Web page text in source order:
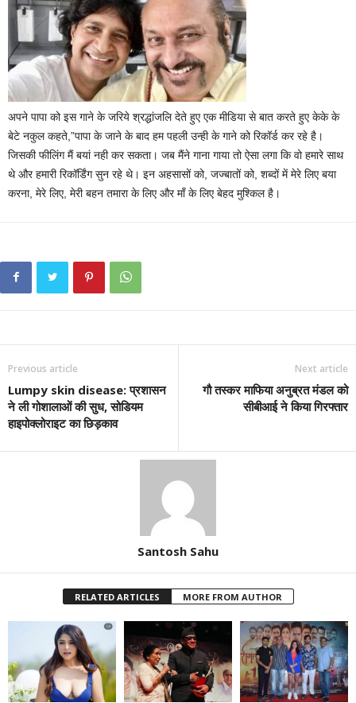
अपने पापा को इस गाने के जरिये श्रद्धांजलि देते हुए एक मीडिया से बात करते हुए केके के
बेटे नकुल कहते,”पापा के जाने के बाद हम पहली उन्ही के गाने को रिकॉर्ड कर रहे है।
जिसकी फीलिंग मैं बयां नही कर सकता। जब मैंने गाना गाया तो ऐसा लगा कि वो हमारे साथ
थे और हमारी रिकॉर्डिंग सुन रहे थे। इन अहसासों को, जज्बातों को, शब्दों में मेरे लिए बया
करना, मेरे लिए, मेरी बहन तमारा के लिए और माँ के लिए बेहद मुश्किल है।
Previous article
Lumpy skin disease: प्रशासन
ने ली गोशालाओं की सुध, सोडियम
हाइपोक्लोराइट का छिड़काव
Next article
गौ तस्कर माफिया अनुब्रत मंडल को
सीबीआई ने किया गिरफ्तार
Santosh Sahu
RELATED ARTICLES MORE FROM AUTHOR